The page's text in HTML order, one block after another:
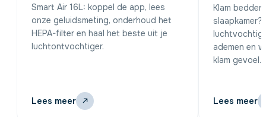
Smart Air 16L: koppel de app, lees
onze geluidsmeting, onderhoud het
HEPA-filter en haal het beste uit je
luchtontvochtiger.
Lees meer
Klam
ademen en
klam gevoel.
Lees meer